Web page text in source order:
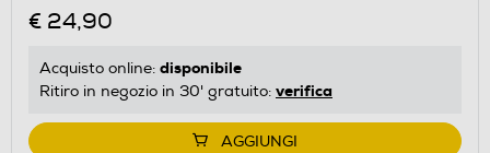
€ 24,90
Acquisto online: disponibile
Ritiro in negozio in 30' gratuito: verifica
AGGIUNGI